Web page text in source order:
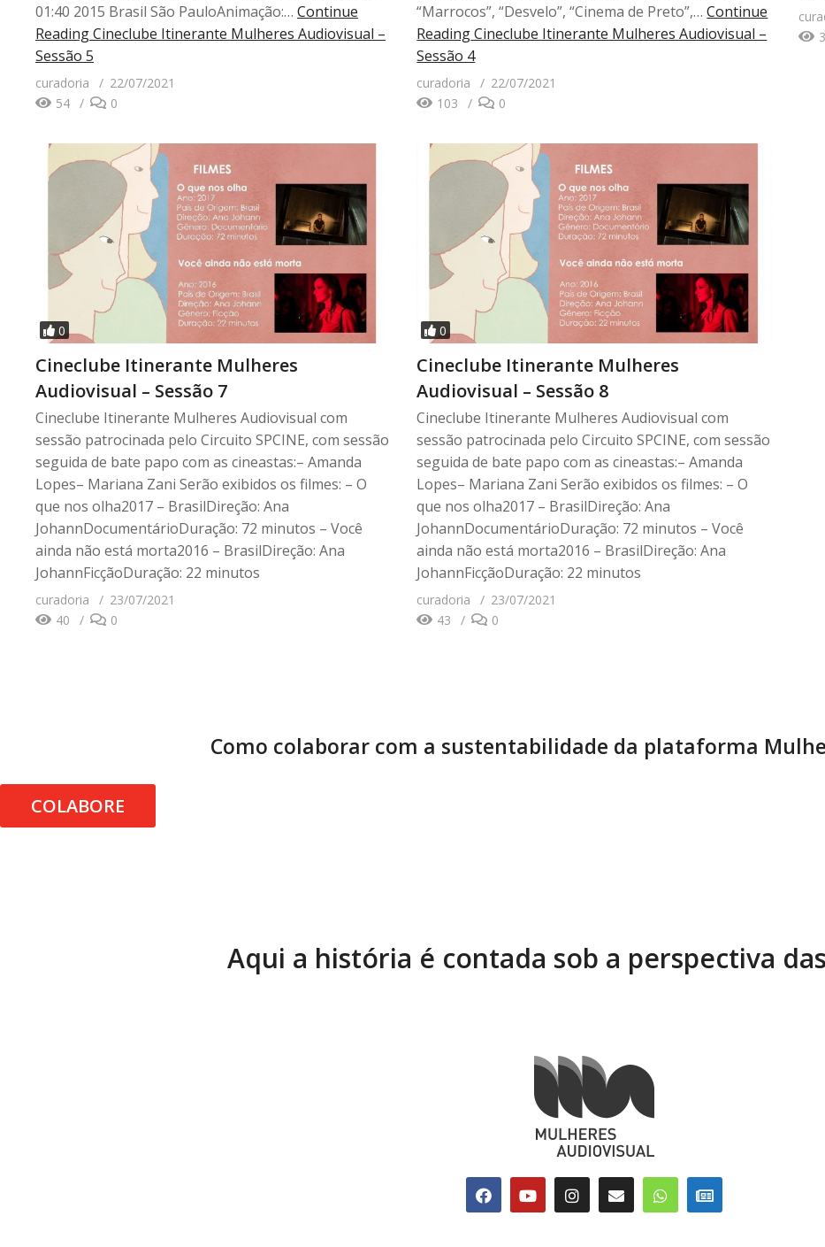
01:40 2015 Brasil São PauloAnimação:… Continue
ReadingCineclube Itinerante Mulheres Audiovisual –
Sessão 5
curadoria
22/07/2021
54
0
“Marrocos”, “Desvelo”, “Cinema de Preto”,…Continue
ReadingCineclube Itinerante Mulheres Audiovisual –
Sessão 4
curadoria
22/07/2021
103
0
0
Cineclube Itinerante Mulheres
Audiovisual – Sessão 7
Cineclube Itinerante Mulheres Audiovisual com
sessão patrocinada pelo Circuito SPCINE, com sessão
seguida de bate papo com as cineastas:– Amanda
Lopes– Mariana Zani Serão exibidos os filmes: – O
que nos olha2017 – BrasilDireção: Ana
JohannDocumentárioDuração: 72 minutos – Você
ainda não está morta2016 – BrasilDireção: Ana
JohannFicçãoDuração: 22 minutos
curadoria
23/07/2021
40
0
0
Cineclube Itinerante Mulheres
Audiovisual – Sessão 8
Cineclube Itinerante Mulheres Audiovisual com
sessão patrocinada pelo Circuito SPCINE, com sessão
seguida de bate papo com as cineastas:– Amanda
Lopes– Mariana Zani Serão exibidos os filmes: – O
que nos olha2017 – BrasilDireção: Ana
JohannDocumentárioDuração: 72 minutos – Você
ainda não está morta2016 – BrasilDireção: Ana
JohannFicçãoDuração: 22 minutos
curadoria
23/07/2021
43
0
Como colaborar com a sustentabilidade da plataforma
COLABORE
Aqui a história é contada sob a perspectiva